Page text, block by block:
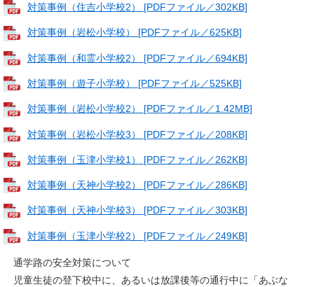
対策事例（住吉小学校2） [PDFファイル／302KB]
対策事例（岩松小学校） [PDFファイル／625KB]
対策事例（和霊小学校2） [PDFファイル／694KB]
対策事例（遊子小学校） [PDFファイル／525KB]
対策事例（岩松小学校2） [PDFファイル／1.42MB]
対策事例（岩松小学校3） [PDFファイル／208KB]
対策事例（玉津小学校1） [PDFファイル／262KB]
対策事例（天神小学校2） [PDFファイル／286KB]
対策事例（天神小学校3） [PDFファイル／303KB]
対策事例（玉津小学校2） [PDFファイル／249KB]
通学路の安全対策について
児童生徒の登下校中に、あるいは放課後等の通行中に「あぶな